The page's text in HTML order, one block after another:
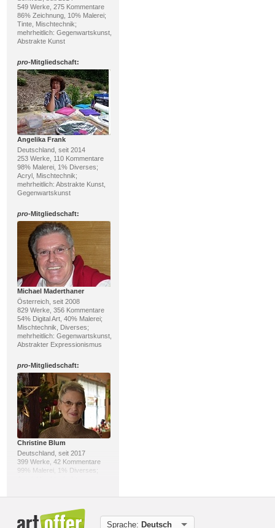
549 Werke, 275 Kommentare
86% Zeichnung, 10% Malerei;
Tinte, Mischtechnik;
mehrheitlich: Gegenwartskunst,
Abstrakte Kunst
pro-Mitgliedschaft:
Angelika Frank
Deutschland, seit 2014
253 Werke, 110 Kommentare
98% Malerei, 1% Diverses;
Acryl, Mischtechnik;
mehrheitlich: Abstrakte Kunst,
Gegenwartskunst
pro-Mitgliedschaft:
Michael Maderthaner
Österreich, seit 2008
829 Werke, 356 Kommentare
54% Digital Art, 40% Malerei;
Mischtechnik, Diverses;
mehrheitlich: Gegenwartskunst,
Abstrakter Expressionismus
pro-Mitgliedschaft:
Christine Blum
Deutschland, seit 2017
399 Werke, 42 Kommentare
99% Malerei, 1% Diverses;
-Mitgliedschaft:
Sprache: Deutsch